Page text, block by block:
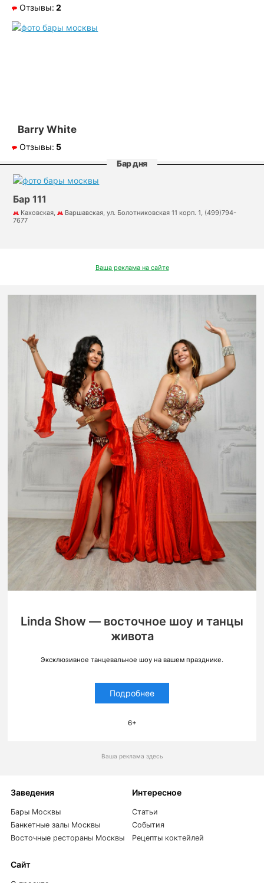
Отзывы: 2
Barry White
Отзывы: 5
Бар дня
Бар 111
Каховская,
Варшавская, ул. Болотниковская 11 корп. 1, (499)794-
7677
Ваша реклама на сайте
Linda Show — восточное шоу и танцы
живота
Эксклюзивное танцевальное шоу на вашем празднике.
Подробнее
6+
Ваша реклама здесь
Заведения
Бары Москвы
Банкетные залы Москвы
Восточные рестораны Москвы
Интересное
Статьи
События
Рецепты коктейлей
Сайт